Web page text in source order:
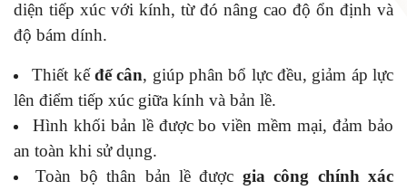
diện tiếp xúc với kính, từ đó nâng cao độ ổn định và
độ bám dính.
Thiết kếđế cân, giúp phân bổ lực đều, giảm áp lực
lên điểm tiếp xúc giữa kính và bản lề.
Hình khối bản lề được bo viền mềm mại, đảm bảo
an toàn khi sử dụng.
Toàn bộ thân bản lề được gia công chính xác